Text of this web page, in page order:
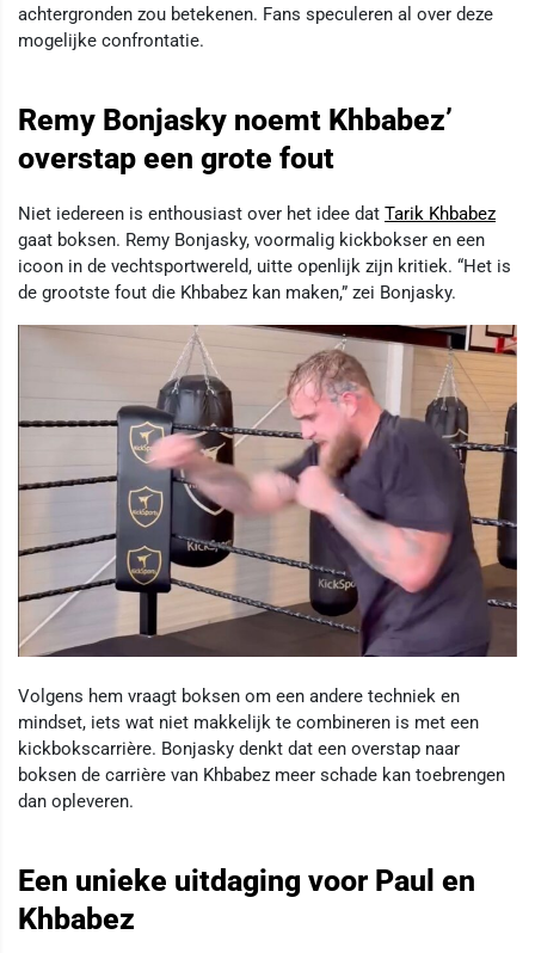
achtergronden zou betekenen. Fans speculeren al over deze
mogelijke confrontatie.
Remy Bonjasky noemt Khbabez’
overstap een grote fout
Niet iedereen is enthousiast over het idee dat Tarik Khbabez
gaat boksen. Remy Bonjasky, voormalig kickbokser en een
icoon in de vechtsportwereld, uitte openlijk zijn kritiek. “Het is
de grootste fout die Khbabez kan maken,” zei Bonjasky.
Volgens hem vraagt boksen om een andere techniek en
mindset, iets wat niet makkelijk te combineren is met een
kickbokscarrière. Bonjasky denkt dat een overstap naar
boksen de carrière van Khbabez meer schade kan toebrengen
dan opleveren.
Een unieke uitdaging voor Paul en
Khbabez